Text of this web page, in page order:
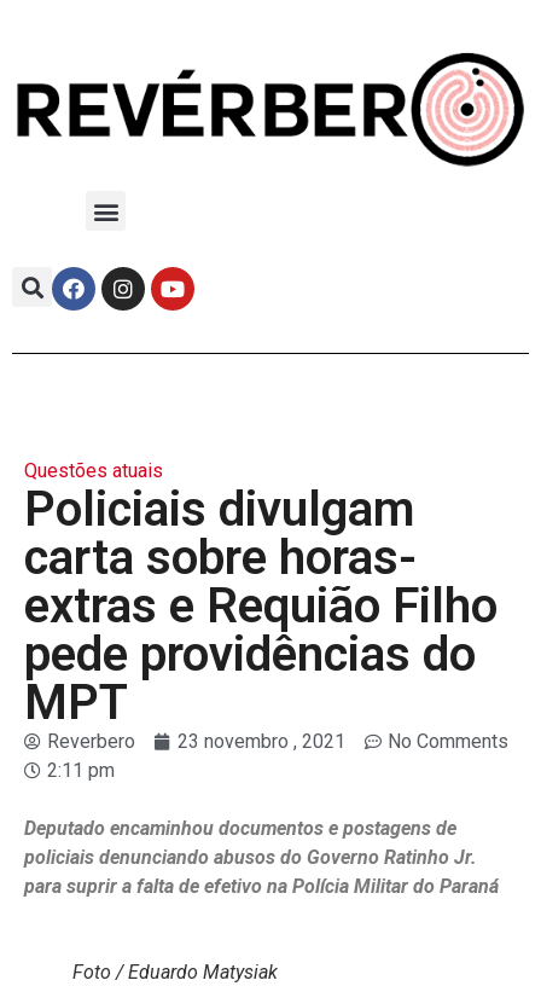
Questões atuais
Policiais divulgam
carta sobre horas-
extras e Requião Filho
pede providências do
MPT
Reverbero 23 novembro , 2021
No Comments
2:11 pm
Deputado encaminhou documentos e postagens de
policiais denunciando abusos do Governo Ratinho Jr.
para suprir a falta de efetivo na Polícia Militar do Paraná
Foto / Eduardo Matysiak